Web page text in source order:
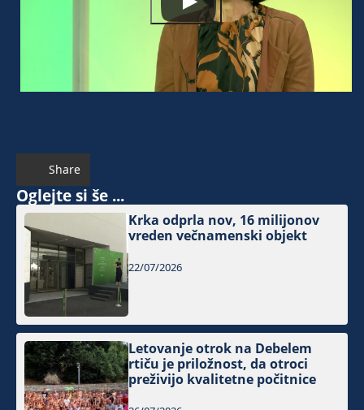
Share
Oglejte si še ...
Krka odprla nov, 16 milijonov
vreden večnamenski objekt
22/07/2026
Letovanje otrok na Debelem
rtiču je priložnost, da otroci
preživijo kvalitetne počitnice